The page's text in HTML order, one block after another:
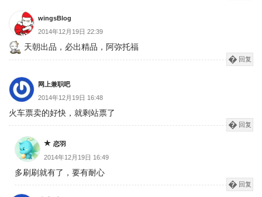
wingsBlog
2014年12月19日 22:39
天朝出品，必出精品，阿弥托福
回复
网上兼职吧
2014年12月19日 16:48
火车票卖的好快，就剩站票了
回复
恋羽
2014年12月19日 16:49
多刷刷就有了，要有耐心
回复